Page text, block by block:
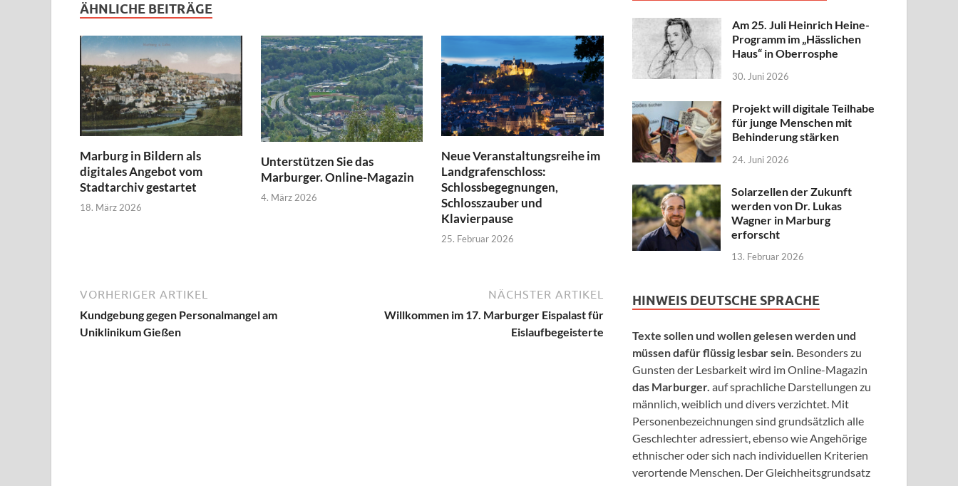
ÄHNLICHE BEITRÄGE
Marburg in Bildern als
digitales Angebot vom
Stadtarchiv gestartet
18. März 2026
Unterstützen Sie das
Marburger. Online-Magazin
4. März 2026
Neue Veranstaltungsreihe im
Landgrafenschloss:
Schlossbegegnungen,
Schlosszauber und
Klavierpause
25. Februar 2026
VORHERIGER ARTIKEL
Kundgebung gegen Personalmangel am
Uniklinikum Gießen
NÄCHSTER ARTIKEL
Willkommen im 17. Marburger Eispalast für
Eislaufbegeisterte
Am 25. Juli Heinrich Heine-
Programm im „Hässlichen
Haus“ in Oberrosphe
30. Juni 2026
Projekt will digitale Teilhabe
für junge Menschen mit
Behinderung stärken
24. Juni 2026
Solarzellen der Zukunft
werden von Dr. Lukas
Wagner in Marburg
erforscht
13. Februar 2026
HINWEIS DEUTSCHE SPRACHE
Texte sollen und wollen gelesen werden und
müssen dafür flüssig lesbar sein. Besonders zu
Gunsten der Lesbarkeit wird im Online-Magazin
das Marburger. auf sprachliche Darstellungen zu
männlich, weiblich und divers verzichtet. Mit
Personenbezeichnungen sind grundsätzlich alle
Geschlechter adressiert, ebenso wie Angehörige
ethnischer oder sich nach individuellen Kriterien
verortende Menschen. Der Gleichheitsgrundsatz